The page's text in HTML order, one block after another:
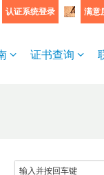
认证系统登录 满意
证书查询